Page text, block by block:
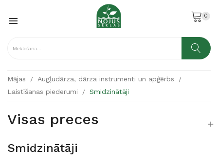
 0
Mājas
Augļudārza, dārza instrumenti un apģērbs
Laistīšanas piederumi
Smidzinātāji
Visas preces 
Smidzinātāji